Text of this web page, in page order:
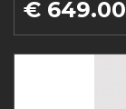
€ 649.00